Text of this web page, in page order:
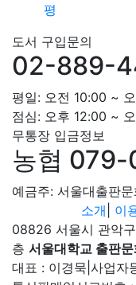
평
도서 구입문의
02-889-
평일: 오전 10:00 ~
점심: 오후 12:00 ~
무통장 입금정보
농협
예금주: 서울대출판문
소개
이
08826 서울시 관악
층 서울대학교 출판
대표 : 이경묵 사업자